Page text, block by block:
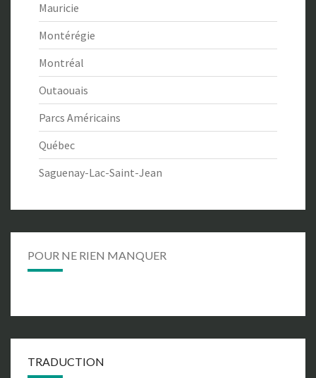
Mauricie
Montérégie
Montréal
Outaouais
Parcs Américains
Québec
Saguenay-Lac-Saint-Jean
POUR NE RIEN MANQUER
TRADUCTION